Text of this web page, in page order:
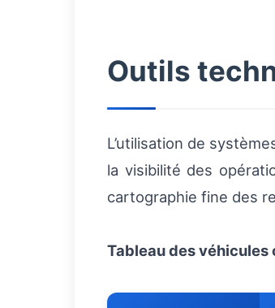
Outils
L’utilisation de
la visibilité des
cartographie fine des
Tableau des